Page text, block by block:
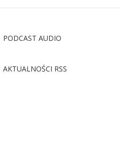
PODCAST AUDIO
AKTUALNOŚCI RSS